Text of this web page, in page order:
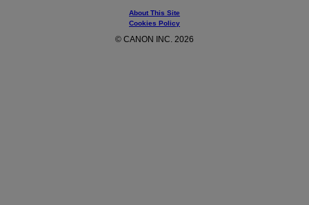
About This Site
Cookies Policy
© CANON INC. 2026